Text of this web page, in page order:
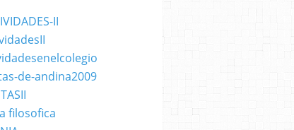
II
de-andina2009
filosofica